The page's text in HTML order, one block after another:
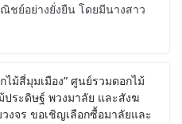
ย์อย่างยั่งยืน โดยมีนางสาว
ไม้สี่มุมเมือง” ศูนย์รวมดอกไม้
ประดิษฐ์ พวงมาลัย และสังฆ
จร ขอเชิญเลือกซื้อมาลัยและ